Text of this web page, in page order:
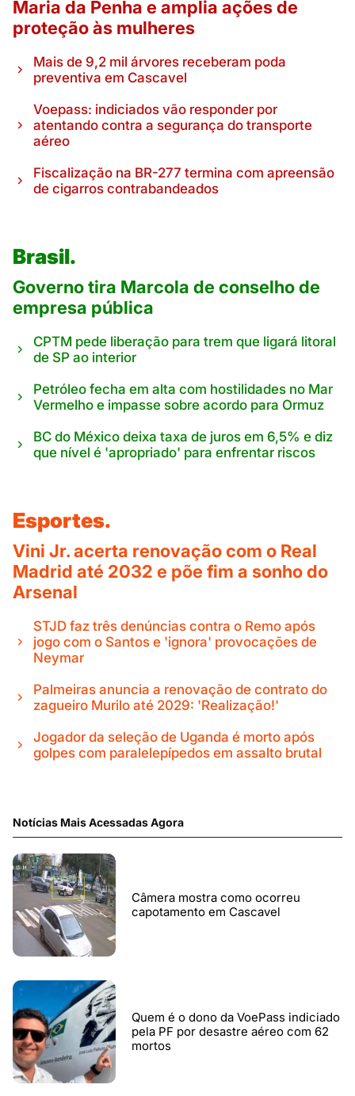
Maria da Penha e amplia ações de
proteção às mulheres
Mais de 9,2 mil árvores receberam poda
preventiva em Cascavel
Voepass: indiciados vão responder por
atentando contra a segurança do transporte
aéreo
Fiscalização na BR-277 termina com apreensão
de cigarros contrabandeados
Brasil.
Governo tira Marcola de conselho de
empresa pública
CPTM pede liberação para trem que ligará litoral
de SP ao interior
Petróleo fecha em alta com hostilidades no Mar
Vermelho e impasse sobre acordo para Ormuz
BC do México deixa taxa de juros em 6,5% e diz
que nível é 'apropriado' para enfrentar riscos
Esportes.
Vini Jr. acerta renovação com o Real
Madrid até 2032 e põe fim a sonho do
Arsenal
STJD faz três denúncias contra o Remo após
jogo com o Santos e 'ignora' provocações de
Neymar
Palmeiras anuncia a renovação de contrato do
zagueiro Murilo até 2029: 'Realização!'
Jogador da seleção de Uganda é morto após
golpes com paralelepípedos em assalto brutal
Notícias Mais Acessadas Agora
Câmera mostra como ocorreu
capotamento em Cascavel
Quem é o dono da VoePass indiciado
pela PF por desastre aéreo com 62
mortos